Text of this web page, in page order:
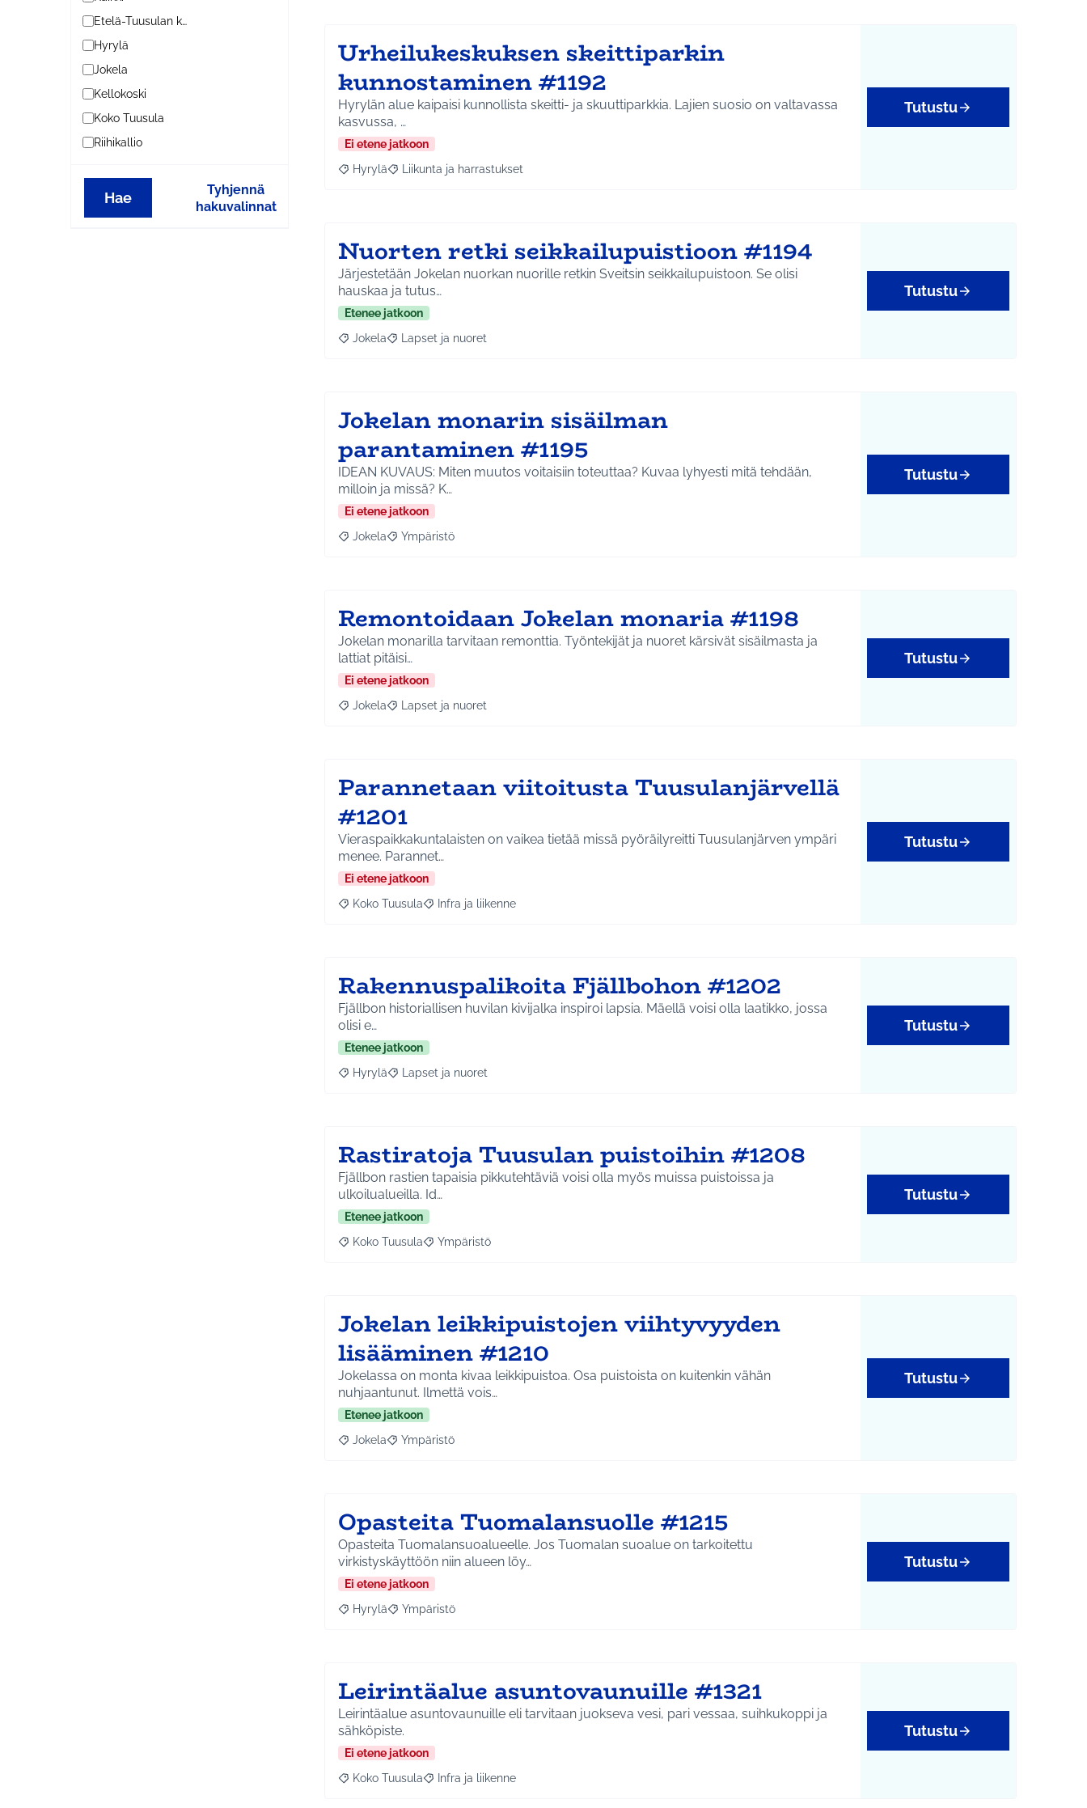
Etelä-Tuusulan kylät
Hyrylä
Jokela
Kellokoski
Koko Tuusula
Riihikallio
Hae
Tyhjennä
hakuvalinnat
Urheilukeskuksen skeittiparkin
kunnostaminen #1192
Hyrylän alue kaipaisi kunnollista skeitti- ja skuuttiparkkia. Lajien suosio on valtavassa
kasvussa, …
Ei etene jatkoon
Rajaa tulokset aihepiirin mukaan: Hyrylä
Hyrylä Rajaa tulokset teeman mukaan: Liikunta ja harrastukset
Liikunta ja harrastukset
Tutustu
Nuorten retki seikkailupuistioon #1194
Järjestetään Jokelan nuorkan nuorille retkin Sveitsin seikkailupuistoon. Se olisi
hauskaa ja tutus…
Etenee jatkoon
Rajaa tulokset aihepiirin mukaan: Jokela
Jokela Rajaa tulokset teeman mukaan: Lapset ja nuoret
Lapset ja nuoret
Tutustu
Jokelan monarin sisäilman
parantaminen #1195
IDEAN KUVAUS: Miten muutos voitaisiin toteuttaa? Kuvaa lyhyesti mitä tehdään,
milloin ja missä? K…
Ei etene jatkoon
Rajaa tulokset aihepiirin mukaan: Jokela
Jokela Rajaa tulokset teeman mukaan: Ympäristö
Ympäristö
Tutustu
Remontoidaan Jokelan monaria #1198
Jokelan monarilla tarvitaan remonttia. Työntekijät ja nuoret kärsivät sisäilmasta ja
lattiat pitäisi…
Ei etene jatkoon
Rajaa tulokset aihepiirin mukaan: Jokela
Jokela Rajaa tulokset teeman mukaan: Lapset ja nuoret
Lapset ja nuoret
Tutustu
Parannetaan viitoitusta Tuusulanjärvellä
#1201
Vieraspaikkakuntalaisten on vaikea tietää missä pyöräilyreitti Tuusulanjärven ympäri
menee. Parannet…
Ei etene jatkoon
Rajaa tulokset aihepiirin mukaan: Koko Tuusula
Koko Tuusula Rajaa tulokset teeman mukaan: Infra ja liikenne
Infra ja liikenne
Tutustu
Rakennuspalikoita Fjällbohon #1202
Fjällbon historiallisen huvilan kivijalka inspiroi lapsia. Mäellä voisi olla laatikko, jossa
olisi e…
Etenee jatkoon
Rajaa tulokset aihepiirin mukaan: Hyrylä
Hyrylä Rajaa tulokset teeman mukaan: Lapset ja nuoret
Lapset ja nuoret
Tutustu
Rastiratoja Tuusulan puistoihin #1208
Fjällbon rastien tapaisia pikkutehtäviä voisi olla myös muissa puistoissa ja
ulkoilualueilla. Id…
Etenee jatkoon
Rajaa tulokset aihepiirin mukaan: Koko Tuusula
Koko Tuusula Rajaa tulokset teeman mukaan: Ympäristö
Ympäristö
Tutustu
Jokelan leikkipuistojen viihtyvyyden
lisääminen #1210
Jokelassa on monta kivaa leikkipuistoa. Osa puistoista on kuitenkin vähän
nuhjaantunut. Ilmettä vois…
Etenee jatkoon
Rajaa tulokset aihepiirin mukaan: Jokela
Jokela Rajaa tulokset teeman mukaan: Ympäristö
Ympäristö
Tutustu
Opasteita Tuomalansuolle #1215
Opasteita Tuomalansuoalueelle. Jos Tuomalan suoalue on tarkoitettu
virkistyskäyttöön niin alueen löy…
Ei etene jatkoon
Rajaa tulokset aihepiirin mukaan: Hyrylä
Hyrylä Rajaa tulokset teeman mukaan: Ympäristö
Ympäristö
Tutustu
Leirintäalue asuntovaunuille #1321
Leirintäalue asuntovaunuille eli tarvitaan juokseva vesi, pari vessaa, suihkukoppi ja
sähköpiste.
Ei etene jatkoon
Rajaa tulokset aihepiirin mukaan: Koko Tuusula
Koko Tuusula Rajaa tulokset teeman mukaan: Infra ja liikenne
Infra ja liikenne
Tutustu